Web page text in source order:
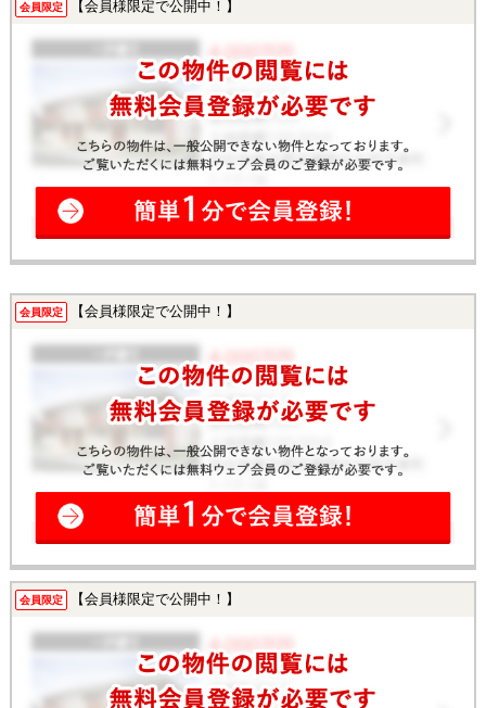
会員限定 【会員様限定で公開中！】
会員限定 【会員様限定で公開中！】
会員限定 【会員様限定で公開中！】